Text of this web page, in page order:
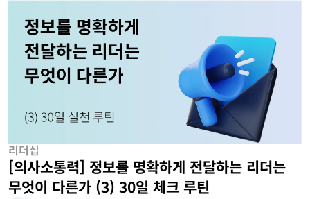
리더십
[의사소통력] 정보를 명확하게 전달하는 리더는
무엇이 다른가 (3) 30일 체크 루틴